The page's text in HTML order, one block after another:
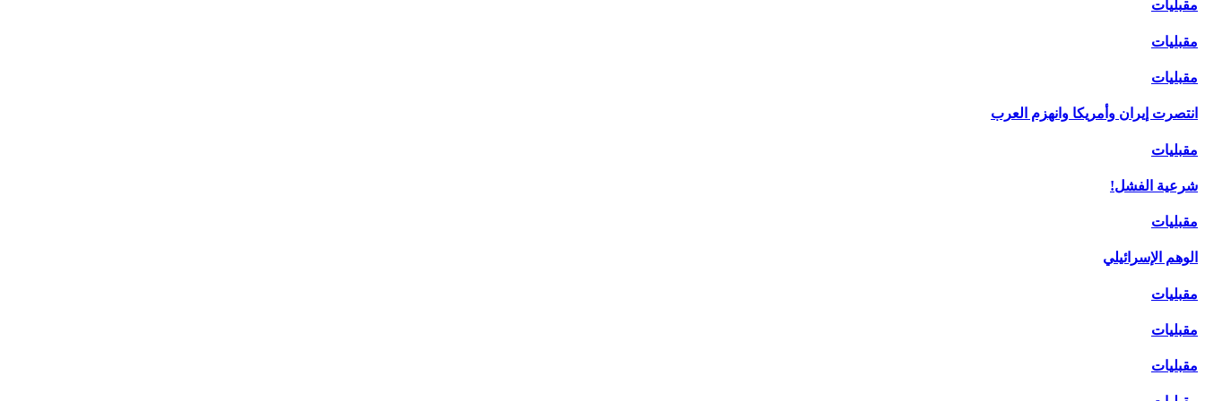
مقبليات
مقبليات
مقبليات
انتصرت إيران وأمريكا وانهزم العرب
مقبليات
شرعية الفشل!
مقبليات
الوهم الإسرائيلي
مقبليات
مقبليات
مقبليات